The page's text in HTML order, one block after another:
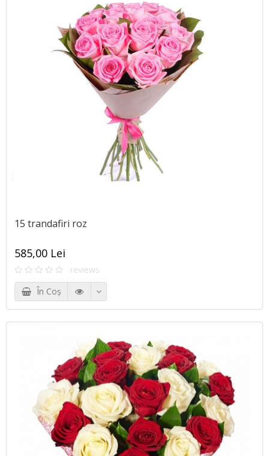
15 trandafiri roz
585,00 Lei
reviews
În Coş